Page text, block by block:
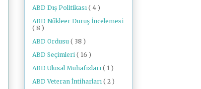
ABD Dış Politikası ( 4 )
ABD Nükleer Duruş İncelemesi
( 8 )
ABD Ordusu ( 38 )
ABD Seçimleri ( 16 )
ABD Ulusal Muhafızları ( 1 )
ABD Veteran İntiharları ( 2 )